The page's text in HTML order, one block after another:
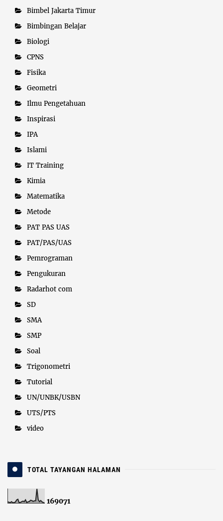
Bimbel Jakarta Timur
Bimbingan Belajar
Biologi
CPNS
Fisika
Geometri
Ilmu Pengetahuan
Inspirasi
IPA
Islami
IT Training
Kimia
Matematika
Metode
PAT PAS UAS
PAT/PAS/UAS
Pemrograman
Pengukuran
Radarhot com
SD
SMA
SMP
Soal
Trigonometri
Tutorial
UN/UNBK/USBN
UTS/PTS
video
TOTAL TAYANGAN HALAMAN
169071